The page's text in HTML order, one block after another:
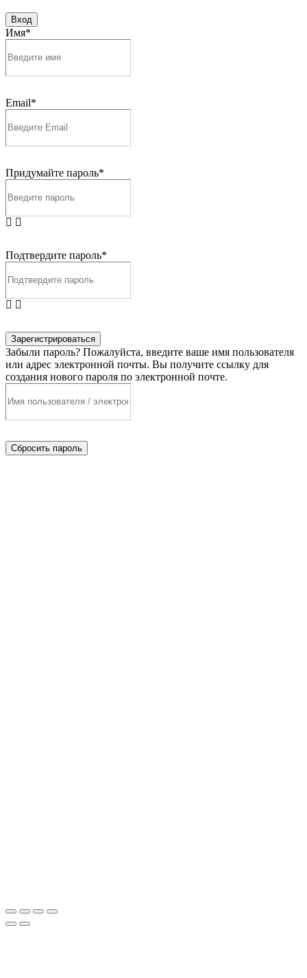
Вход
Имя*
Email*
Придумайте пароль*
Подтвердите пароль*
Зарегистрироваться
Забыли пароль? Пожалуйста, введите ваше имя пользователя
или адрес электронной почты. Вы получите ссылку для
создания нового пароля по электронной почте.
Сбросить пароль